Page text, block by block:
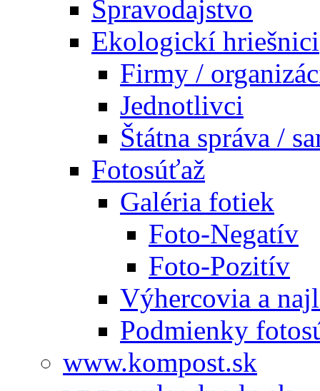
Spravodajstvo
Ekologickí hriešnici
Firmy /
Jednotlivci
Štátna správa /
Fotosúťaž
Galéria fotiek
Foto-Negatív
Foto-Pozitív
Výhercovia a
Podmienky
www.kompost.sk